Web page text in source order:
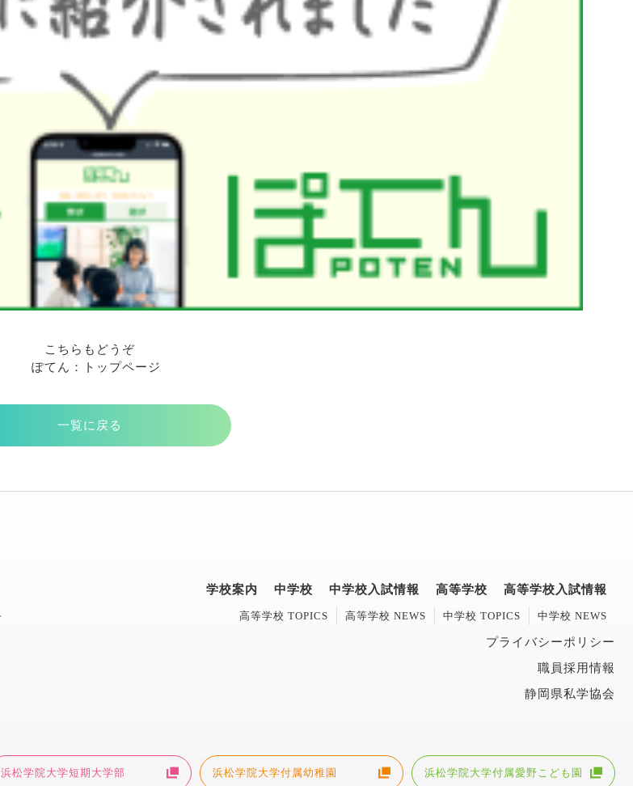
こちらもどうぞ
ぽてん：トップページ
一覧に戻る
学校案内 中学校 中学校入試情報 高等学校 高等学校入試情報
高等学校 TOPICS 高等学校 NEWS 中学校 TOPICS 中学校 NEWS
プライバシーポリシー
職員採用情報
静岡県私学協会
浜松学院大学短期大学部 浜松学院大学付属幼稚園 浜松学院大学付属愛野こども園